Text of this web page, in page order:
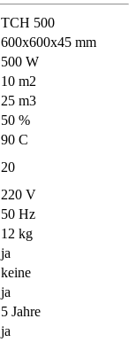
ТСН 500
600х600х45 mm
500 W
10 m2
25 m3
50 %
90 С
20
220 V
50 Hz
12 kg
ja
keine
ja
5 Jahre
ja